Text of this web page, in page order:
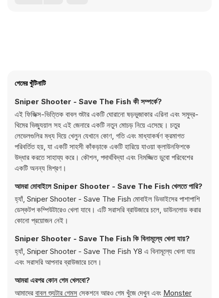
গেমের খুঁটিনাটি
Sniper Shooter - Save The Fish কী সম্পর্কে?
এই ফিজিক্স-ভিত্তিক বাবল শুটার একটি ঘোরানো ষড়ভুজাকার এরিনা এবং সমুদ্র-
থিমের ভিজ্যুয়াল সহ এই জেনারে একটি নতুন মোচড় নিয়ে এসেছে। চতুর
লেভেলগুলির মধ্য দিয়ে খেলুন যেখানে কোণ, গতি এবং মাধ্যাকর্ষণ ক্রমাগত
পরিবর্তিত হয়, যা একটি সাহসী কাঁকড়াকে একটি হারিয়ে যাওয়া ক্লাউনফিশকে
উদ্ধার করতে সাহায্য করে। কৌশল, পদার্থবিদ্যা এবং নিমজ্জিত ডুবো পরিবেশের
একটি অনন্য মিশ্রণ।
আমরা মোবাইলে Sniper Shooter - Save The Fish খেলতে পারি?
হ্যাঁ, Sniper Shooter - Save The Fish মোবাইল ডিভাইসের পাশাপাশি
ডেস্কটপ কম্পিউটারেও খেলা যাবে। এটি সরাসরি ব্রাউজারে চলে, ডাউনলোড করার
কোনো প্রয়োজন নেই।
Sniper Shooter - Save The Fish কি বিনামূল্যে খেলা যায়?
হ্যাঁ, Sniper Shooter - Save The Fish Y8 এ বিনামূল্যে খেলা যায়
এবং সরাসরি আপনার ব্রাউজারে চলে।
আমরা এরপর কোন গেম খেলবো?
আমাদের বাবল শ্যুটার গেমস সেকশনে আরও গেম খুঁজে দেখুন এবং Monster